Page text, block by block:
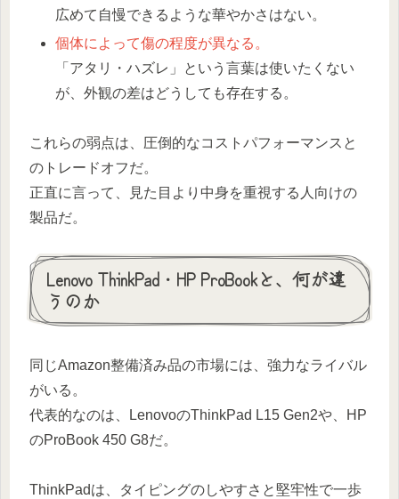
広めて自慢できるような華やかさはない。
個体によって傷の程度が異なる。
「アタリ・ハズレ」という言葉は使いたくない
が、外観の差はどうしても存在する。
これらの弱点は、圧倒的なコストパフォーマンスと
のトレードオフだ。
正直に言って、見た目より中身を重視する人向けの
製品だ。
Lenovo ThinkPad・HP ProBookと、何が違
うのか
同じAmazon整備済み品の市場には、強力なライバル
がいる。
代表的なのは、LenovoのThinkPad L15 Gen2や、HP
のProBook 450 G8だ。
ThinkPadは、タイピングのしやすさと堅牢性で一歩